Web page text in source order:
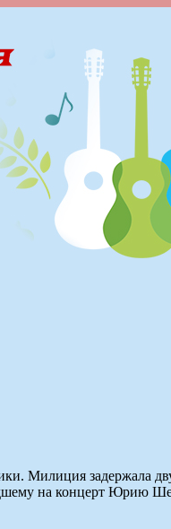
Милиция задержала
на концерт Юрию